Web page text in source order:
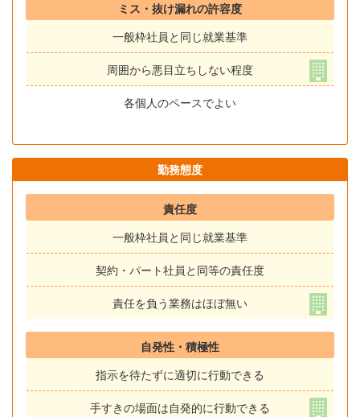
ミス・抜け漏れの許容度
一般枠社員と同じ就業基準
周囲から悪目立ちしない程度
各個人のペースでよい
勤務態度
責任度
一般枠社員と同じ就業基準
契約・パート社員と同等の責任度
責任を負う業務はほぼ無い
自発性・積極性
指示を待たずに適切に行動できる
手すきの場面は自発的に行動できる